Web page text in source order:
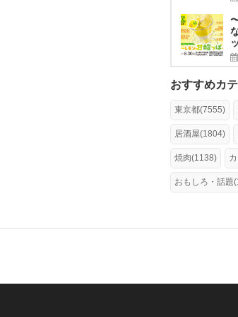
おすすめカ
東京都(7555)
居酒屋(1804)
焼肉(1138)
おもしろ・話題